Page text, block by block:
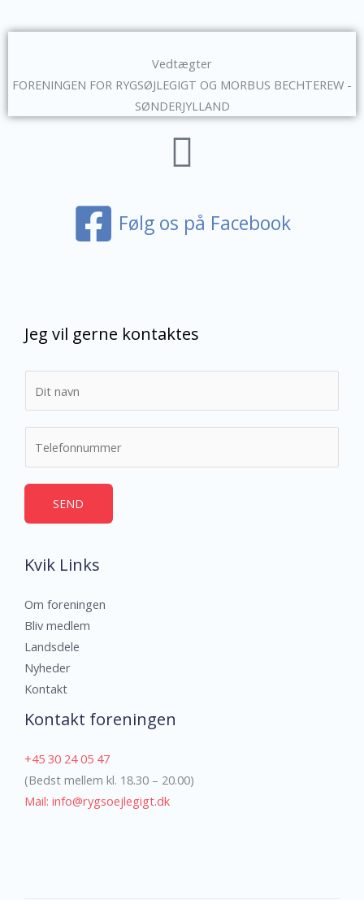
Vedtægter
FORENINGEN FOR RYGSØJLEGIGT OG MORBUS BECHTEREW -
SØNDERJYLLAND
Følg os på Facebook
Jeg vil gerne kontaktes
*
f
n
u
m
m
e
r
SEND
Kvik Links
Om foreningen
Bliv medlem
Landsdele
Nyheder
Kontakt
Kontakt foreningen
+45 30 24 05 47
(Bedst mellem kl. 18.30 – 20.00)
Mail: info@rygsoejlegigt.dk